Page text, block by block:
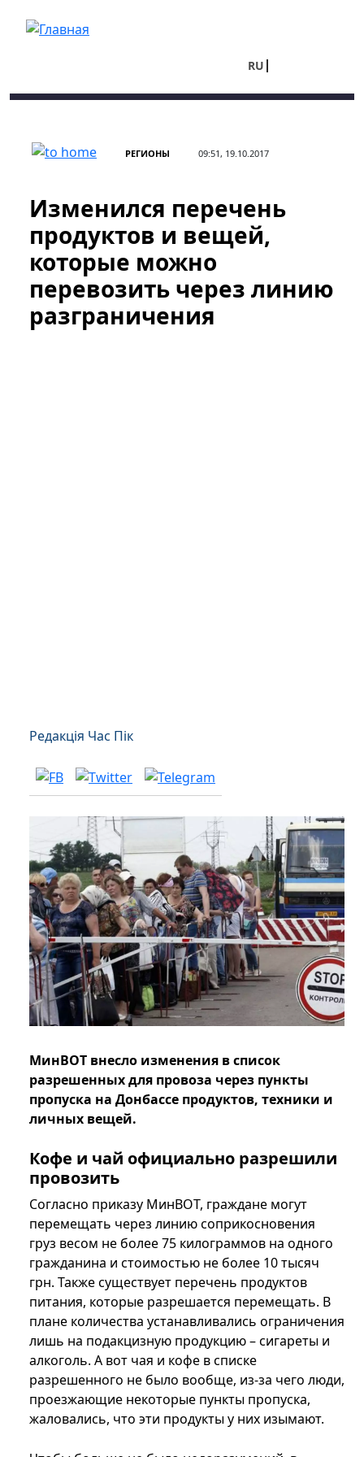
RU
РЕГИОНЫ 09:51, 19.10.2017
Изменился перечень
продуктов и вещей,
которые можно
перевозить через линию
разграничения
Редакція Час Пік
МинВОТ внесло изменения в список
разрешенных для провоза через пункты
пропуска на Донбассе продуктов, техники и
личных вещей.
Кофе и чай официально разрешили
провозить
Согласно приказу МинВОТ, граждане могут
перемещать через линию соприкосновения
груз весом не более 75 килограммов на одного
гражданина и стоимостью не более 10 тысяч
грн. Также существует перечень продуктов
питания, которые разрешается перемещать. В
плане количества устанавливались ограничения
лишь на подакцизную продукцию – сигареты и
алкоголь. А вот чая и кофе в списке
разрешенного не было вообще, из-за чего люди,
проезжающие некоторые пункты пропуска,
жаловались, что эти продукты у них изымают.